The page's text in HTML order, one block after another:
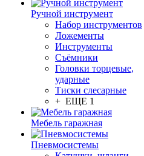
Ручной инструмент
Набор инструментов
Ложементы
Инструменты
Съёмники
Головки торцевые,
ударные
Тиски слесарные
+ ЕЩЕ 1
Мебель гаражная
Пневмосистемы